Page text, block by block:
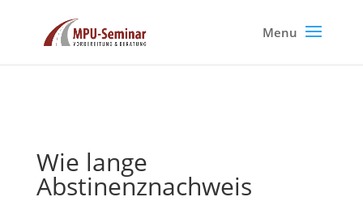
Wie lange
Abstinenznachweis